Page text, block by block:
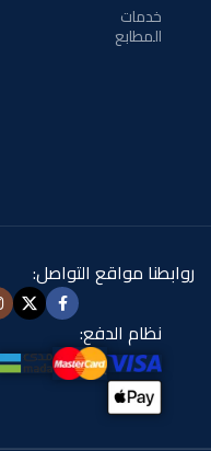
خدمات
المطابع
روابطنا مواقع التواصل:
نظام الدفع: